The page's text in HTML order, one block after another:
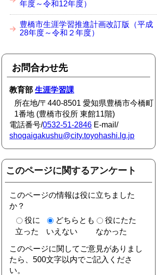
年度～令和12年度）
豊橋市生涯学習推進計画改訂版（平成
28年度～令和２年度）
お問合わせ先
教育部生涯学習課
所在地/〒440-8501 愛知県豊橋市今橋町
1番地 (豊橋市役所 東館11階)
電話番号/0532-51-2846 E-mail/
shogaigakushu@city.toyohashi.lg.jp
このページに関するアンケート
このページの情報は役に立ちました
か？
役に
立った
どちらとも
いえない
役にたた
なかった
このページに関してご意見がありまし
たら、500文字以内でご記入くださ
い。